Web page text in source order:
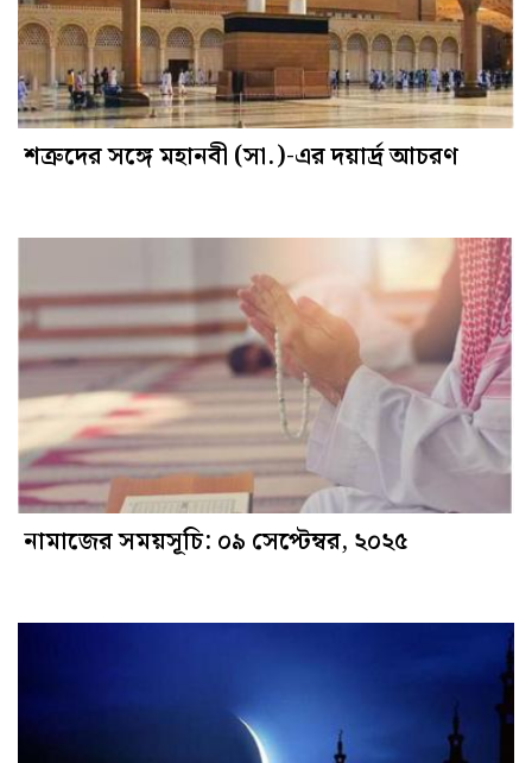
শত্রুদের সঙ্গে মহানবী (সা.)-এর দয়ার্দ্র আচরণ
নামাজের সময়সূচি: ০৯ সেপ্টেম্বর, ২০২৫